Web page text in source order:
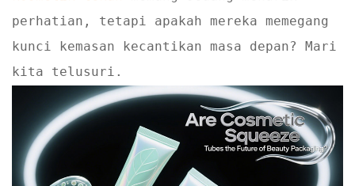
perhatian, tetapi apakah mereka memegang
kunci kemasan kecantikan masa depan? Mari
kita telusuri.